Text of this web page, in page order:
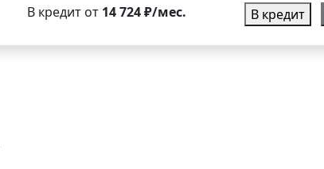
В кредит от 14 724 ₽/мес. В кредит